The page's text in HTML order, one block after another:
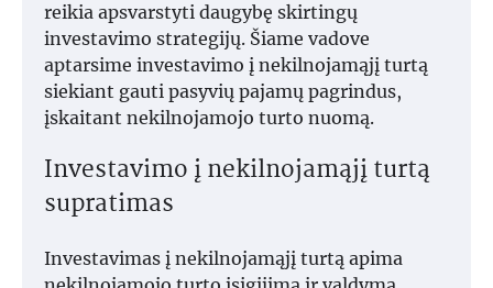
reikia apsvarstyti daugybę skirtingų
investavimo strategijų. Šiame vadove
aptarsime investavimo į nekilnojamąjį turtą
siekiant gauti pasyvių pajamų pagrindus,
įskaitant nekilnojamojo turto nuomą.
Investavimo į nekilnojamąjį turtą
supratimas
Investavimas į nekilnojamąjį turtą apima